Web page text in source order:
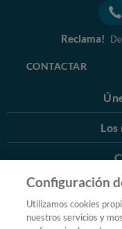
Reclama!
CONTACTAR
Los
Configuración
Utilizamos cookies
nuestros servicios y